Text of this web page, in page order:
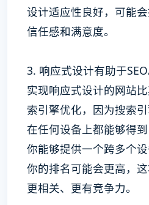
设计适应性良好，可能
信任感和满意度。
3. 响应式设计有助于SEO
实现响应式设计的网站
索引擎优化，因为搜索
在任何设备上都能够得
你能够提供一个跨多个设
你的排名可能会更高，
更相关、更有竞争力。